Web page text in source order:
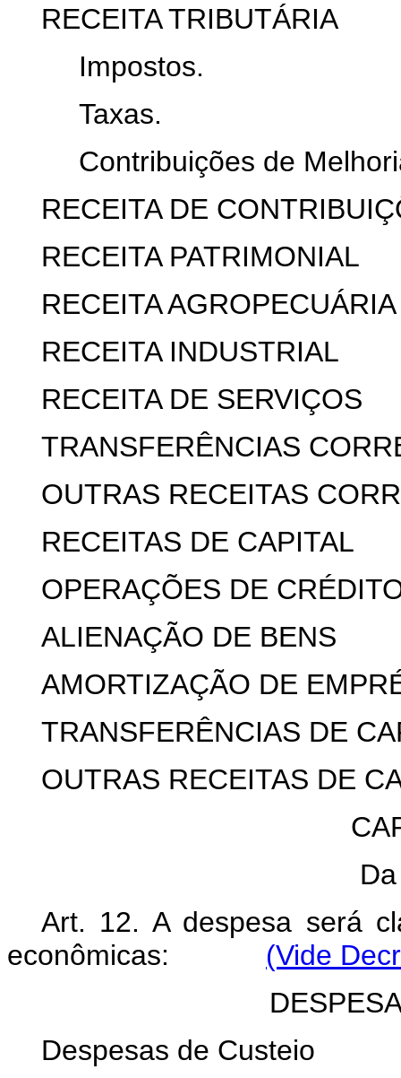
RECEITA TRIBUTÁRIA
Impostos.
Taxas.
Contribuições de
RECEITA DE
RECEITA PATRIMONIAL
RECEITA AGROPECUÁRIA
RECEITA INDUSTRIAL
RECEITA DE SERVIÇOS
TRANSFERÊNCIAS
OUTRAS RECEITAS
RECEITAS DE CAPITAL
OPERAÇÕES DE
ALIENAÇÃO DE BENS
AMORTIZAÇÃO DE
TRANSFERÊNCIAS DE
OUTRAS RECEITAS DE
Art. 12. A despesa será
econômicas: (Vide
Despesas de Custeio